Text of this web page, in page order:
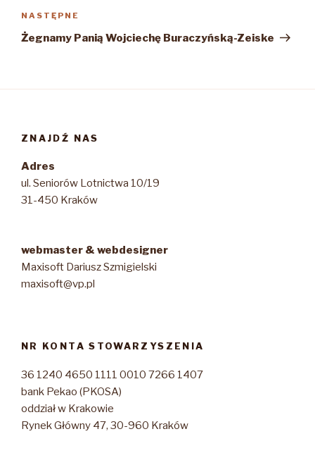
Następny
wpis
NASTĘPNE
Żegnamy Panią Wojciechę Buraczyńską-Zeiske
ZNAJDŹ NAS
Adres
ul. Seniorów Lotnictwa 10/19
31-450 Kraków
webmaster & webdesigner
Maxisoft Dariusz Szmigielski
maxisoft@vp.pl
NR KONTA STOWARZYSZENIA
36 1240 4650 1111 0010 7266 1407
bank Pekao (PKOSA)
oddział w Krakowie
Rynek Główny 47, 30-960 Kraków